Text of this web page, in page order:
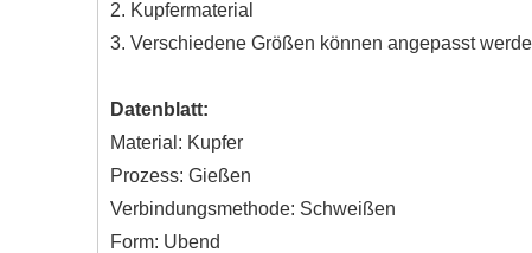
2. Kupfermaterial
3. Verschiedene Größen können angepasst
Datenblatt:
Material: Kupfer
Prozess: Gießen
Verbindungsmethode: Schweißen
Form: Ubend